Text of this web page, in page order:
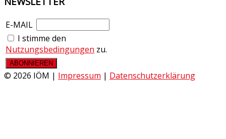
E-MAIL
I stimme den
Nutzungsbedingungen zu.
© 2026 IÖM | Impressum | Datenschutzerklärung